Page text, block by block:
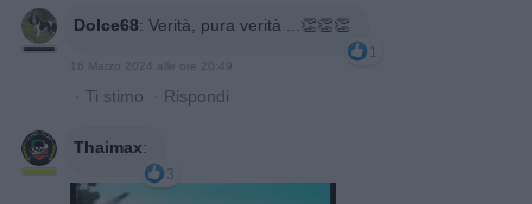
Dolce68: Verità, pura verità ...👏👏👏
1
16 Marzo 2024 alle ore 20:49
· Ti stimo · Rispondi
Thaimax:
3